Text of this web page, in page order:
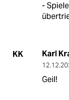
-
KK Karl
Geil!